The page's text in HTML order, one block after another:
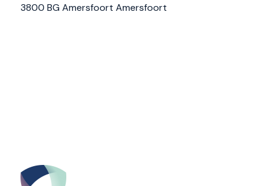
3800 BG Amersfoort Amersfoort